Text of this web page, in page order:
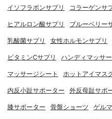
イソフラボンサプリ コラーゲンサ
ヒアルロン酸サプリ ブルーベリー
乳酸菌サプリ 女性ホルモンサプリ
ビタミンCサプリ ハンディマッサ
マッサージシート ホットアイマス
内反小趾サポーター 外反母趾サポ
膝サポーター 骨盤ショーツ ゲル